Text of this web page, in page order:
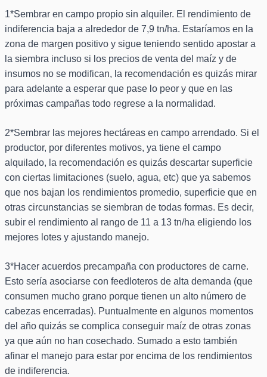
1*Sembrar en campo propio sin alquiler. El rendimiento de
indiferencia baja a alrededor de 7,9 tn/ha. Estaríamos en la
zona de margen positivo y sigue teniendo sentido apostar a
la siembra incluso si los precios de venta del maíz y de
insumos no se modifican, la recomendación es quizás mirar
para adelante a esperar que pase lo peor y que en las
próximas campañas todo regrese a la normalidad.
2*Sembrar las mejores hectáreas en campo arrendado. Si el
productor, por diferentes motivos, ya tiene el campo
alquilado, la recomendación es quizás descartar superficie
con ciertas limitaciones (suelo, agua, etc) que ya sabemos
que nos bajan los rendimientos promedio, superficie que en
otras circunstancias se siembran de todas formas. Es decir,
subir el rendimiento al rango de 11 a 13 tn/ha eligiendo los
mejores lotes y ajustando manejo.
3*Hacer acuerdos precampaña con productores de carne.
Esto sería asociarse con feedloteros de alta demanda (que
consumen mucho grano porque tienen un alto número de
cabezas encerradas). Puntualmente en algunos momentos
del año quizás se complica conseguir maíz de otras zonas
ya que aún no han cosechado. Sumado a esto también
afinar el manejo para estar por encima de los rendimientos
de indiferencia.